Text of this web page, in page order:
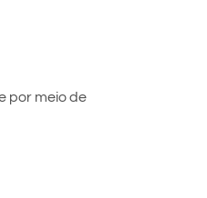
por meio de